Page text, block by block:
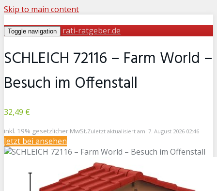
Skip to main content
Toggle navigation rati-ratgeber.de
SCHLEICH 72116 – Farm World –
Besuch im Offenstall
32,49 €
inkl. 19% gesetzlicher MwSt.Zuletzt aktualisiert am: 7. August 2026 02:46
Jetzt bei ansehen